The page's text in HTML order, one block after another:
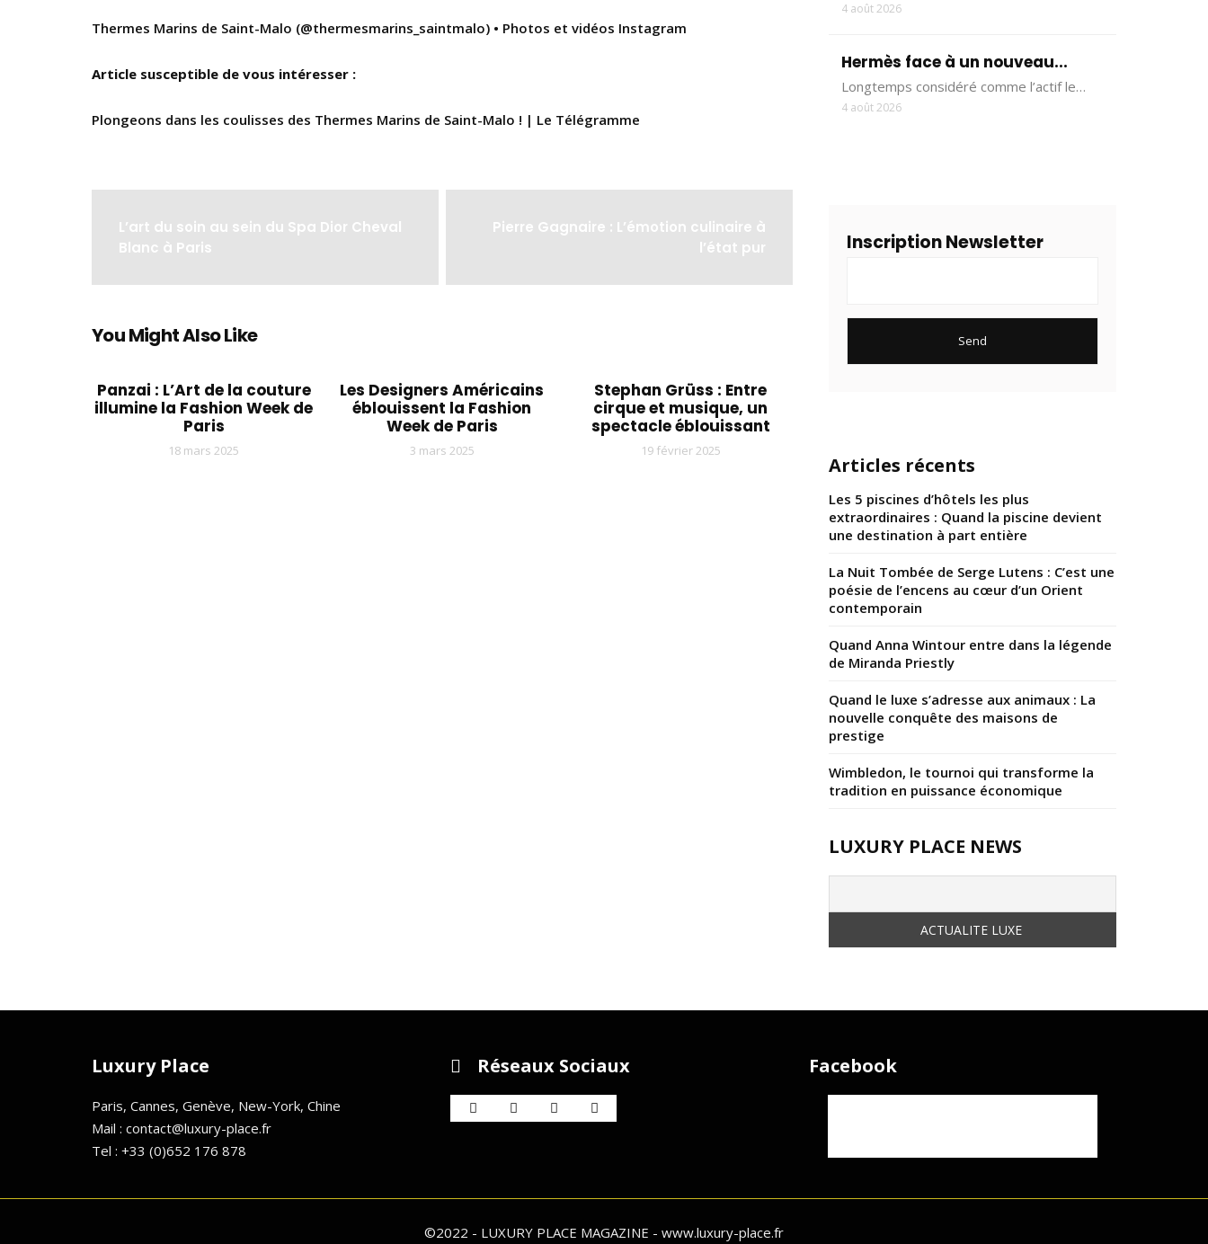
Thermes Marins de Saint-Malo (@thermesmarins_saintmalo) • Photos et vidéos Instagram
Article susceptible de vous intéresser :
Plongeons dans les coulisses des Thermes Marins de Saint-Malo ! | Le Télégramme
L’art du soin au sein du Spa Dior Cheval
Blanc à Paris
Pierre Gagnaire : L’émotion culinaire à
l’état pur
You Might Also Like
Panzai : L’Art de la couture
illumine la Fashion Week de
Paris
18 mars 2025
Les Designers Américains
éblouissent la Fashion
Week de Paris
3 mars 2025
Stephan Grüss : Entre
cirque et musique, un
spectacle éblouissant
19 février 2025
4 août 2026
Hermès face à un nouveau...
Longtemps considéré comme l’actif le…
4 août 2026
Inscription Newsletter
Articles récents
Les 5 piscines d’hôtels les plus
extraordinaires : Quand la piscine devient
une destination à part entière
La Nuit Tombée de Serge Lutens : C’est une
poésie de l’encens au cœur d’un Orient
contemporain
Quand Anna Wintour entre dans la légende
de Miranda Priestly
Quand le luxe s’adresse aux animaux : La
nouvelle conquête des maisons de
prestige
Wimbledon, le tournoi qui transforme la
tradition en puissance économique
LUXURY PLACE NEWS
Luxury Place
Paris, Cannes, Genève, New-York, Chine
Mail : contact@luxury-place.fr
Tel : +33 (0)652 176 878
Réseaux Sociaux Facebook
©2022 - LUXURY PLACE MAGAZINE - www.luxury-place.fr